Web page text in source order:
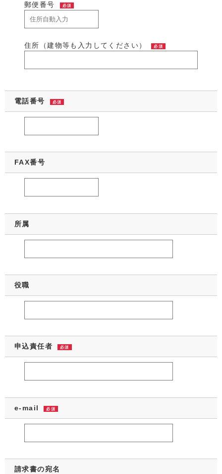
郵便番号 必須
住所（建物等も入力してください） 必須
電話番号 必須
FAX番号
所属
役職
申込責任者 必須
e-mail 必須
請求書の宛名